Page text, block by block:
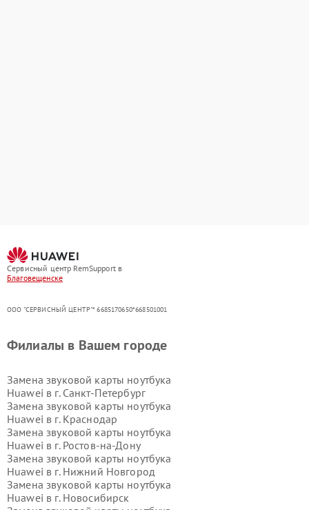
Сервисный центр RemSupport в
Благовещенске
ООО "СЕРВИСНЫЙ ЦЕНТР"* 6685170650*668501001
Филиалы в Вашем городе
Замена звуковой карты ноутбука
Huawei в г. Санкт-Петербург
Замена звуковой карты ноутбука
Huawei в г. Краснодар
Замена звуковой карты ноутбука
Huawei в г. Ростов-на-Дону
Замена звуковой карты ноутбука
Huawei в г. Нижний Новгород
Замена звуковой карты ноутбука
Huawei в г. Новосибирск